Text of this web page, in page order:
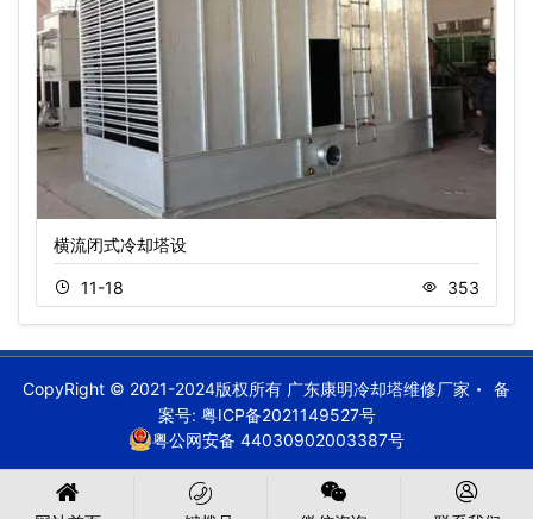
横流闭式冷却塔设
11-18 353
CopyRight © 2021-2024版权所有 广东康明冷却塔维修厂家
备
案号: 粤ICP备2021149527号
粤公网安备 44030902003387号